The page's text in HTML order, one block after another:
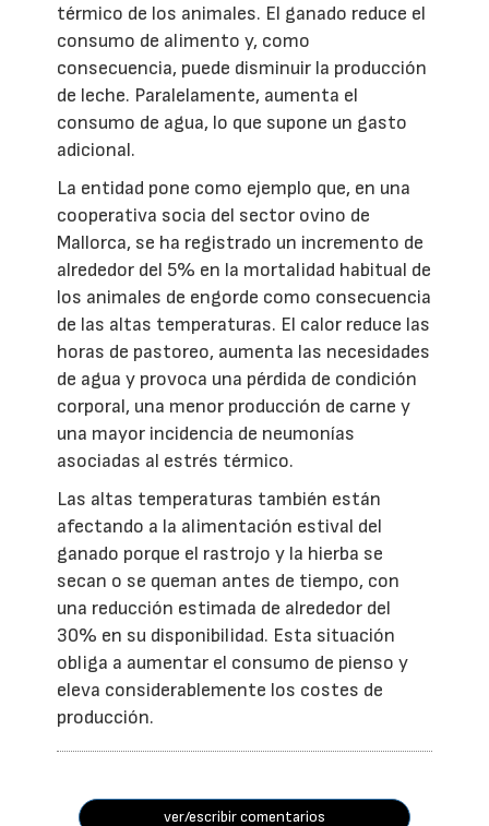
térmico de los animales. El ganado reduce el
consumo de alimento y, como
consecuencia, puede disminuir la producción
de leche. Paralelamente, aumenta el
consumo de agua, lo que supone un gasto
adicional.
La entidad pone como ejemplo que, en una
cooperativa socia del sector ovino de
Mallorca, se ha registrado un incremento de
alrededor del 5% en la mortalidad habitual de
los animales de engorde como consecuencia
de las altas temperaturas. El calor reduce las
horas de pastoreo, aumenta las necesidades
de agua y provoca una pérdida de condición
corporal, una menor producción de carne y
una mayor incidencia de neumonías
asociadas al estrés térmico.
Las altas temperaturas también están
afectando a la alimentación estival del
ganado porque el rastrojo y la hierba se
secan o se queman antes de tiempo, con
una reducción estimada de alrededor del
30% en su disponibilidad. Esta situación
obliga a aumentar el consumo de pienso y
eleva considerablemente los costes de
producción.
ver/escribir comentarios